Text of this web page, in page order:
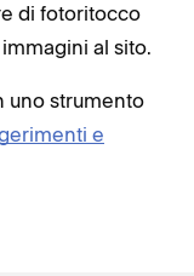
di fotoritocco
al sito.
uno strumento
e